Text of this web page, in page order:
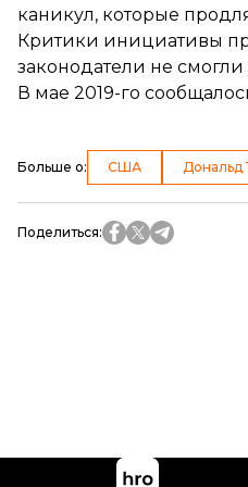
каникул, которые
Критики инициативы
законодатели не
В мае 2019-го
Больше о: США Дональд
Поделиться: